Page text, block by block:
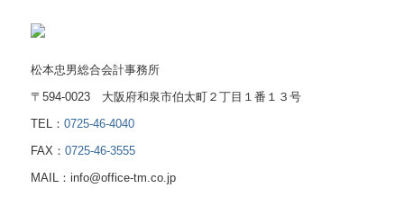
松本忠男総合会計事務所
〒594-0023 大阪府和泉市伯太町２丁目１番１３号
TEL：0725-46-4040
FAX：0725-46-3555
MAIL：info@office-tm.co.jp